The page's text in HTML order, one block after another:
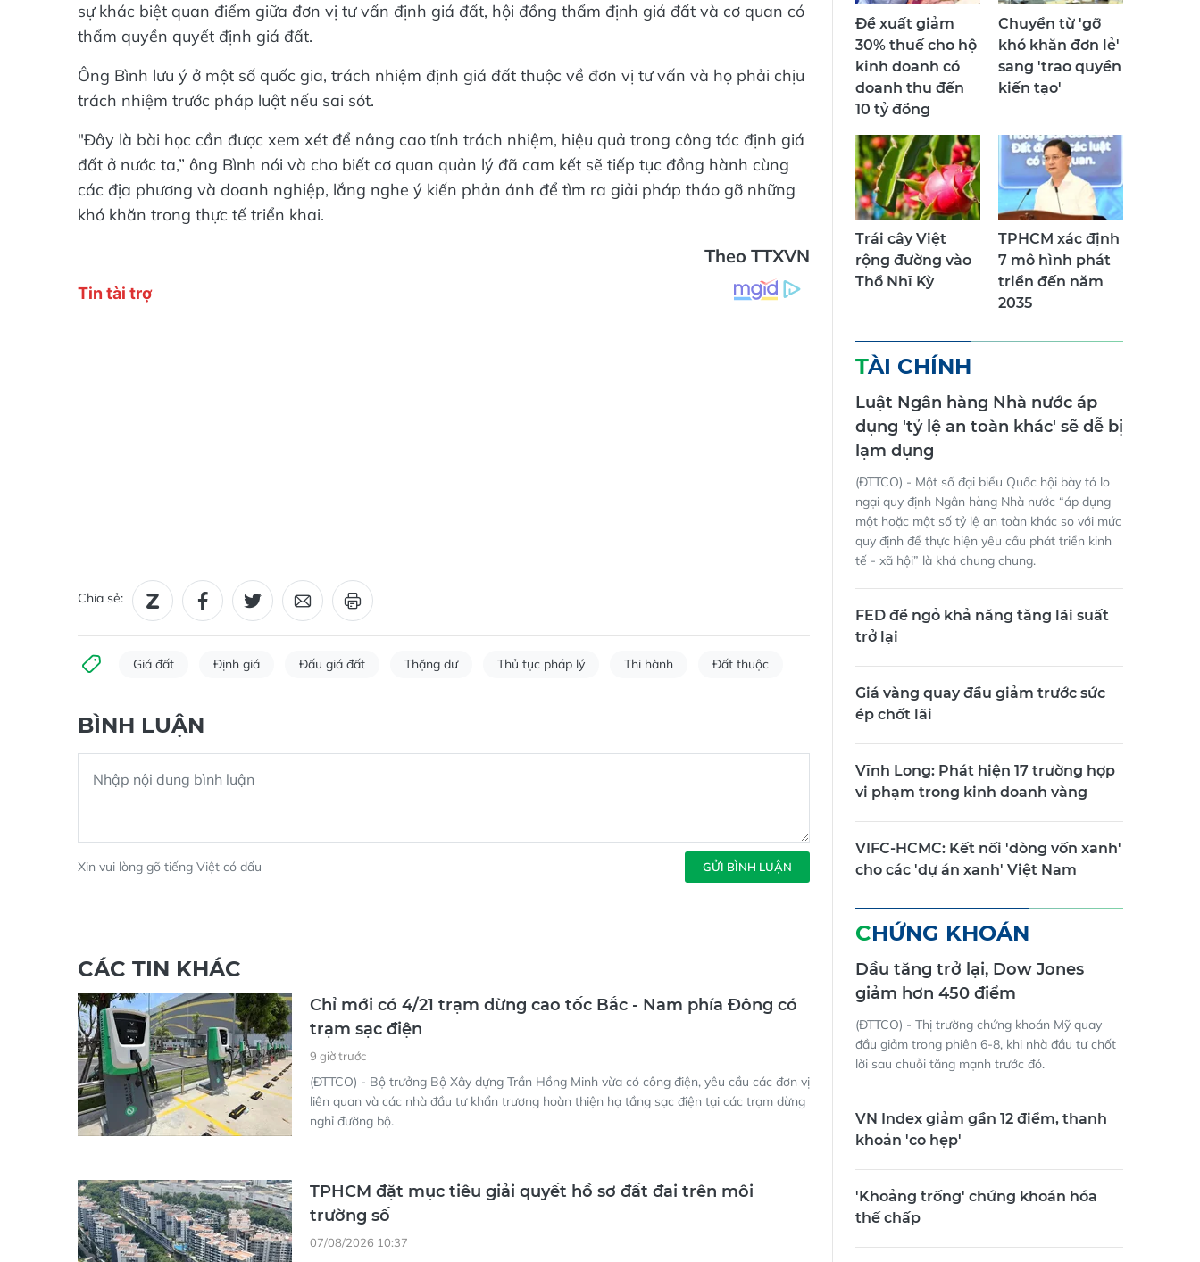
sự khác biệt quan điểm giữa đơn vị tư vấn định giá đất, hội đồng thẩm định giá đất và cơ quan có
thẩm quyền quyết định giá đất.
Ông Bình lưu ý ở một số quốc gia, trách nhiệm định giá đất thuộc về đơn vị tư vấn và họ phải chịu
trách nhiệm trước pháp luật nếu sai sót.
"Đây là bài học cần được xem xét để nâng cao tính trách nhiệm, hiệu quả trong công tác định giá
đất ở nước ta,” ông Bình nói và cho biết cơ quan quản lý đã cam kết sẽ tiếp tục đồng hành cùng
các địa phương và doanh nghiệp, lắng nghe ý kiến phản ánh để tìm ra giải pháp tháo gỡ những
khó khăn trong thực tế triển khai.
Theo TTXVN
Chia sẻ:
Giá đất Định giá Đấu giá đất Thặng dư Thủ tục pháp lý Thi hành Đất thuộc
BÌNH LUẬN
Xin vui lòng gõ tiếng Việt có dấu GỬI BÌNH LUẬN
CÁC TIN KHÁC
Chỉ mới có 4/21 trạm dừng cao tốc Bắc - Nam phía Đông có
trạm sạc điện
9 giờ trước
(ĐTTCO) - Bộ trưởng Bộ Xây dựng Trần Hồng Minh vừa có công điện, yêu cầu các đơn vị
liên quan và các nhà đầu tư khẩn trương hoàn thiện hạ tầng sạc điện tại các trạm dừng
nghỉ đường bộ.
TPHCM đặt mục tiêu giải quyết hồ sơ đất đai trên môi
trường số
07/08/2026 10:37
Đề xuất giảm
30% thuế cho hộ
kinh doanh có
doanh thu đến
10 tỷ đồng
Chuyển từ 'gỡ
khó khăn đơn lẻ'
sang 'trao quyền
kiến tạo'
Trái cây Việt
rộng đường vào
Thổ Nhĩ Kỳ
TPHCM xác định
7 mô hình phát
triển đến năm
2035
TÀI CHÍNH
Luật Ngân hàng Nhà nước áp
dụng 'tỷ lệ an toàn khác' sẽ dễ bị
lạm dụng
(ĐTTCO) - Một số đại biểu Quốc hội bày tỏ lo
ngại quy định Ngân hàng Nhà nước “áp dụng
một hoặc một số tỷ lệ an toàn khác so với mức
quy định để thực hiện yêu cầu phát triển kinh
tế - xã hội” là khá chung chung.
FED để ngỏ khả năng tăng lãi suất
trở lại
Giá vàng quay đầu giảm trước sức
ép chốt lãi
Vĩnh Long: Phát hiện 17 trường hợp
vi phạm trong kinh doanh vàng
VIFC-HCMC: Kết nối 'dòng vốn xanh'
cho các 'dự án xanh' Việt Nam
CHỨNG KHOÁN
Dầu tăng trở lại, Dow Jones
giảm hơn 450 điểm
(ĐTTCO) - Thị trường chứng khoán Mỹ quay
đầu giảm trong phiên 6-8, khi nhà đầu tư chốt
lời sau chuỗi tăng mạnh trước đó.
VN Index giảm gần 12 điểm, thanh
khoản 'co hẹp'
'Khoảng trống' chứng khoán hóa
thế chấp